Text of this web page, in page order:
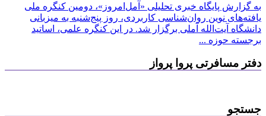
به گزارش پایگاه خبری تحلیلی «آمل‌امروز»، دومین کنگره ملی
یافته‌های نوین روان‌شناسی کاربردی، روز پنج‌شنبه به میزبانی
دانشگاه آیت‌الله آملی برگزار شد. در این کنگره علمی، اساتید
برجسته حوزه ...
دفتر مسافرتی پروا پرواز
جستجو